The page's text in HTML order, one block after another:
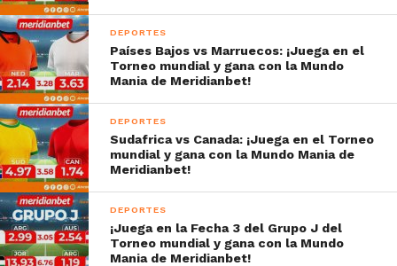
DEPORTES
Países Bajos vs Marruecos: ¡Juega en el
Torneo mundial y gana con la Mundo
Mania de Meridianbet!
DEPORTES
Sudafrica vs Canada: ¡Juega en el Torneo
mundial y gana con la Mundo Mania de
Meridianbet!
DEPORTES
¡Juega en la Fecha 3 del Grupo J del
Torneo mundial y gana con la Mundo
Mania de Meridianbet!